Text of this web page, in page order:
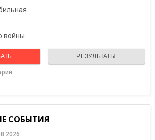
войны
РЕЗУЛЬТАТЫ
СОБЫТИЯ